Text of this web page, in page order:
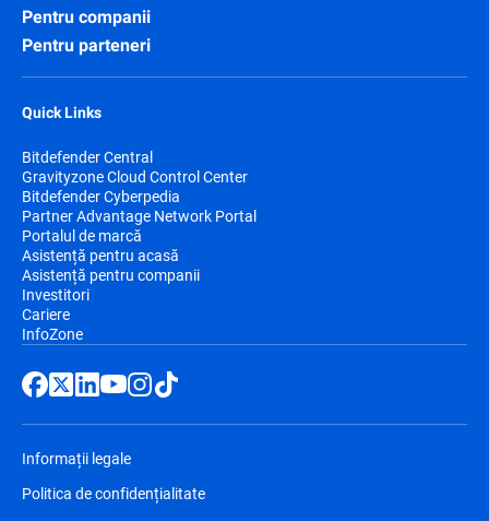
Pentru companii
Pentru parteneri
Quick Links
Bitdefender Central
Gravityzone Cloud Control Center
Bitdefender Cyberpedia
Partner Advantage Network Portal
Portalul de marcă
Asistență pentru acasă
Asistență pentru companii
Investitori
Cariere
InfoZone
Informații legale
Politica de confidențialitate